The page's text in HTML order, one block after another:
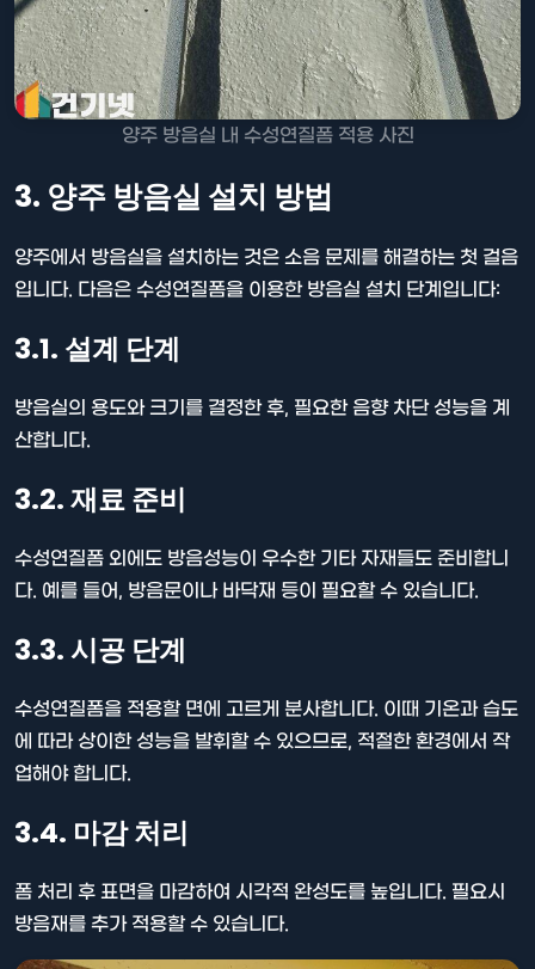
양주 방음실 내 수성연질폼 적용 사진
3. 양주 방음실 설치 방법
양주에서 방음실을 설치하는 것은 소음 문제를 해결하는 첫 걸음
입니다. 다음은 수성연질폼을 이용한 방음실 설치 단계입니다:
3.1. 설계 단계
방음실의 용도와 크기를 결정한 후, 필요한 음향 차단 성능을 계
산합니다.
3.2. 재료 준비
수성연질폼 외에도 방음성능이 우수한 기타 자재들도 준비합니
다. 예를 들어, 방음문이나 바닥재 등이 필요할 수 있습니다.
3.3. 시공 단계
수성연질폼을 적용할 면에 고르게 분사합니다. 이때 기온과 습도
에 따라 상이한 성능을 발휘할 수 있으므로, 적절한 환경에서 작
업해야 합니다.
3.4. 마감 처리
폼 처리 후 표면을 마감하여 시각적 완성도를 높입니다. 필요시
방음재를 추가 적용할 수 있습니다.